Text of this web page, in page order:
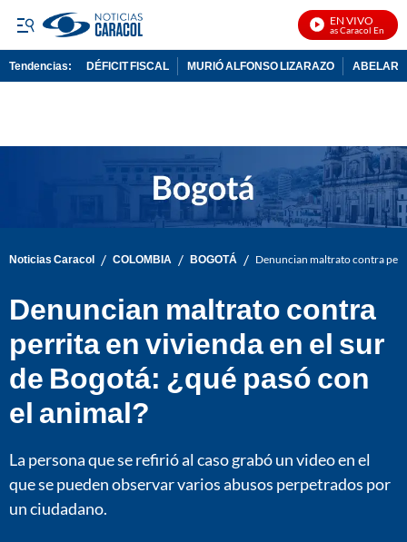
EN VIVO
Noticias Caracol En Vivo
Tendencias: DÉFICIT FISCAL MURIÓ ALFONSO LIZARAZO
Noticias Caracol / COLOMBIA / BOGOTÁ / Denuncian maltrato contra
Denuncian maltrato contra
perrita en vivienda en el sur
de Bogotá: ¿qué pasó con
el animal?
La persona que se refirió al caso grabó un video en el
que se pueden observar varios abusos perpetrados por
un ciudadano.